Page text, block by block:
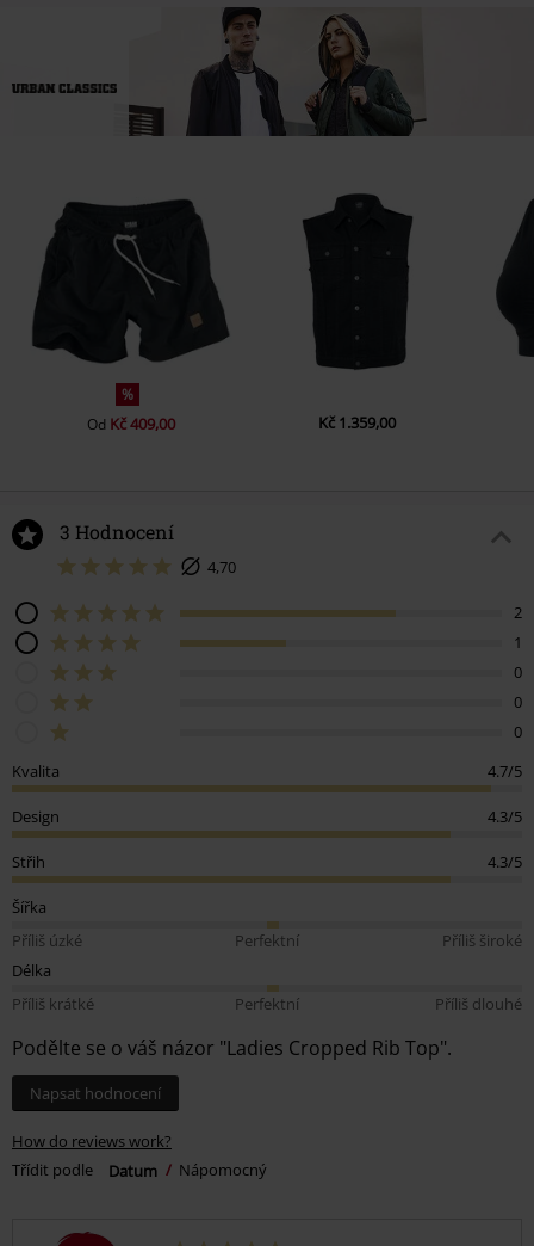
%
Od Kč 409,00 Kč 1.359,00
3 Hodnocení
4,70
2
1
0
0
0
Kvalita
4.7/5
Design 4.3/5
Střih 4.3/5
Šířka
Příliš úzké
Perfektní
Příliš široké
Délka
Příliš krátké
Perfektní Příliš dlouhé
Podělte se o váš názor "Ladies Cropped Rib Top".
Napsat hodnocení
How do reviews work?
Třídit podle
Datum Nápomocný